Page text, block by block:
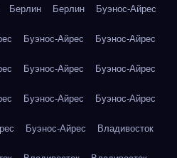
Берлин Берлин Буэнос-Айрес
Буэнос-Айрес Буэнос-Айрес
Буэнос-Айрес Буэнос-Айрес
Буэнос-Айрес Буэнос-Айрес
Буэнос-Айрес Владивосток